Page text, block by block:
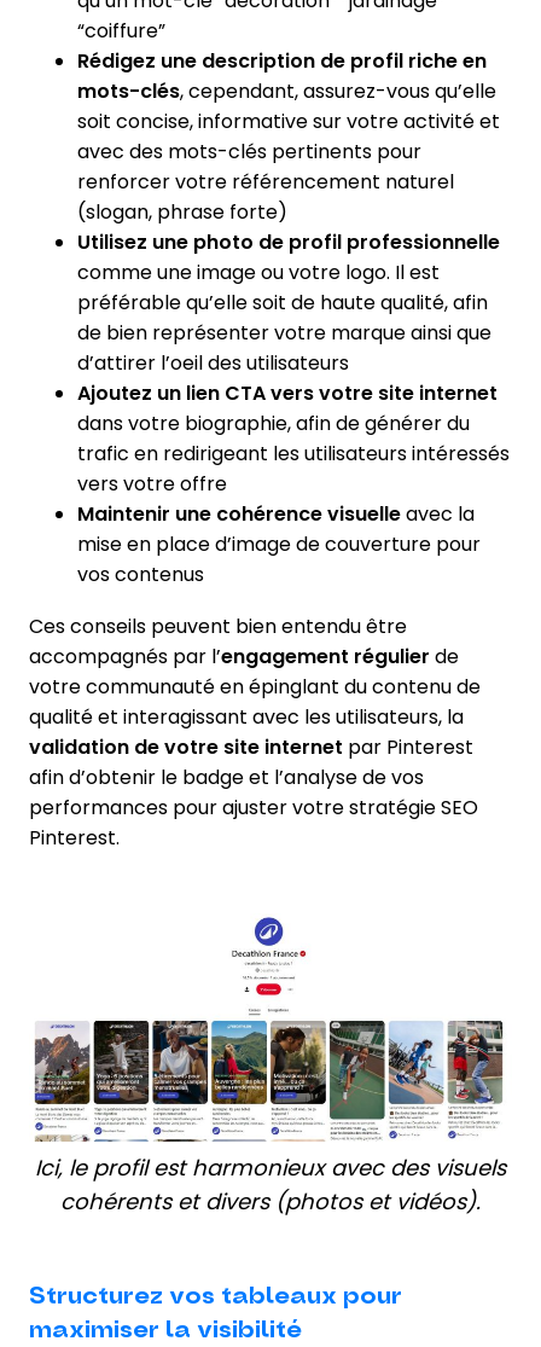
“coiffure”
Rédigez une description de profil riche en
mots-clés, cependant, assurez-vous qu’elle
soit concise, informative sur votre activité et
avec des mots-clés pertinents pour
renforcer votre référencement naturel
(slogan, phrase forte)
Utilisez une photo de profil professionnelle
comme une image ou votre logo. Il est
préférable qu’elle soit de haute qualité, afin
de bien représenter votre marque ainsi que
d’attirer l’oeil des utilisateurs
Ajoutez un lien CTA vers votre site internet
dans votre biographie, afin de générer du
trafic en redirigeant les utilisateurs intéressés
vers votre offre
Maintenir une cohérence visuelleavec la
mise en place d’image de couverture pour
vos contenus
Ces conseils peuvent bien entendu être
accompagnés par l’engagement régulier de
votre communauté en épinglant du contenu de
qualité et interagissant avec les utilisateurs, la
validation de votre site internet par Pinterest
afin d’obtenir le badge et l’analyse de vos
performances pour ajuster votre stratégie SEO
Pinterest.
Ici, le profil est harmonieux avec des visuels
cohérents et divers (photos et vidéos).
Structurez vos tableaux pour
maximiser la visibilité